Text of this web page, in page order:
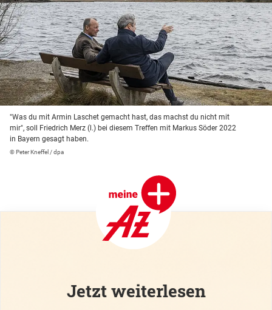
"Was du mit Armin Laschet gemacht hast, das machst du nicht mit
mir", soll Friedrich Merz (l.) bei diesem Treffen mit Markus Söder 2022
in Bayern gesagt haben.
© Peter Kneffel / dpa
Jetzt weiterlesen